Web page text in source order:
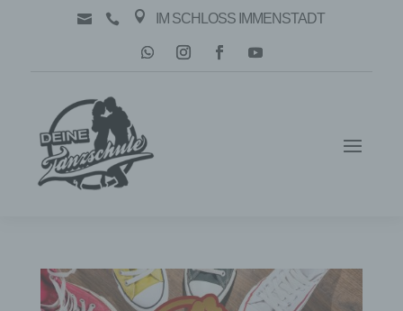
   IM SCHLOSS IMMENSTADT